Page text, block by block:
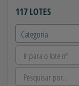
117 LOTES